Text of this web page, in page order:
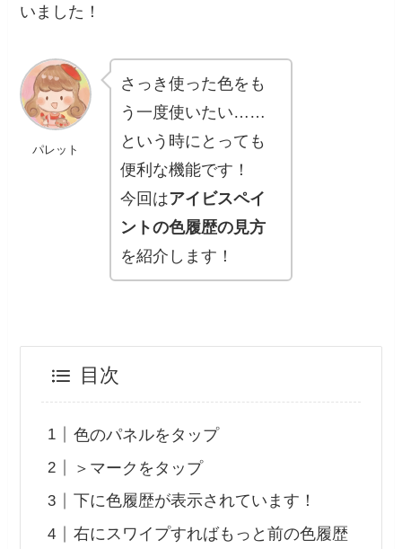
いました！
パレット
さっき使った色をも
う一度使いたい……
という時にとっても
便利な機能です！
今回はアイビスペイ
ントの色履歴の見方
を紹介します！
目次
色のパネルをタップ
＞マークをタップ
下に色履歴が表示されています！
右にスワイプすればもっと前の色履歴